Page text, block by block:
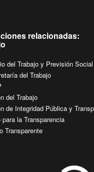
relacionadas:
del Trabajo y Previsión Social
del Trabajo
del Trabajo
de Integridad Pública y
para la Transparencia
Transparente